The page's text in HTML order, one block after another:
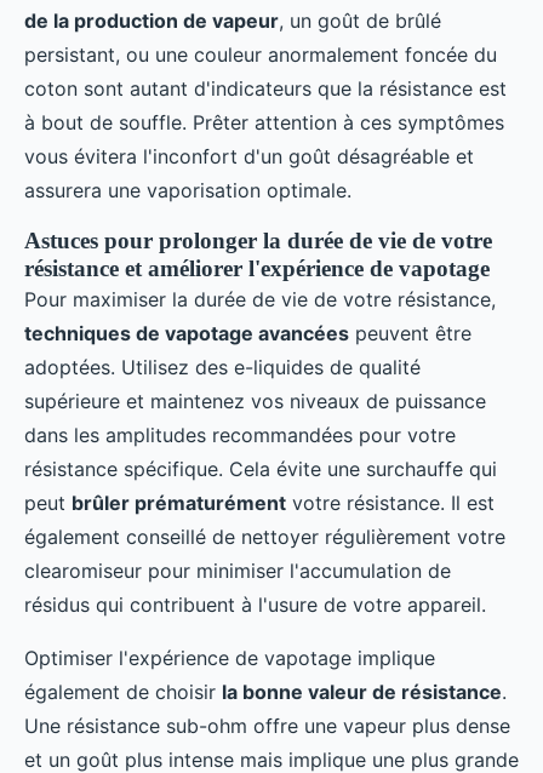
de la production de vapeur, un goût de brûlé
persistant, ou une couleur anormalement foncée du
coton sont autant d'indicateurs que la résistance est
à bout de souffle. Prêter attention à ces symptômes
vous évitera l'inconfort d'un goût désagréable et
assurera une vaporisation optimale.
Astuces pour prolonger la durée de vie de votre
résistance et améliorer l'expérience de vapotage
Pour maximiser la durée de vie de votre résistance,
techniques de vapotage avancées peuvent être
adoptées. Utilisez des e-liquides de qualité
supérieure et maintenez vos niveaux de puissance
dans les amplitudes recommandées pour votre
résistance spécifique. Cela évite une surchauffe qui
peut brûler prématurément votre résistance. Il est
également conseillé de nettoyer régulièrement votre
clearomiseur pour minimiser l'accumulation de
résidus qui contribuent à l'usure de votre appareil.
Optimiser l'expérience de vapotage implique
également de choisir la bonne valeur de résistance.
Une résistance sub-ohm offre une vapeur plus dense
et un goût plus intense mais implique une plus grande